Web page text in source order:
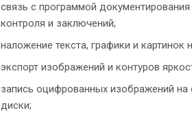
связь с программой
контроля и заключений;
наложение текста, графики и
экспорт изображений и контуров
запись оцифрованных изображений на
диски;